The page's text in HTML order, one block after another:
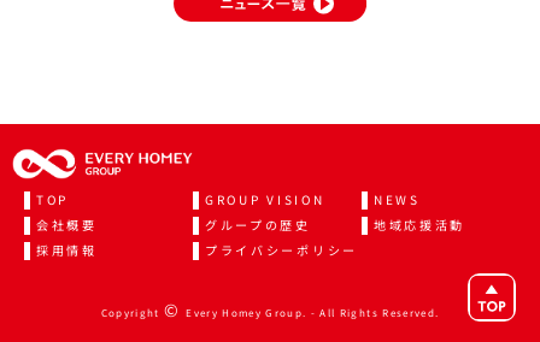
TOP GROUP VISION
NEWS
会社概要
グループの歴史
地域応援活動
採用情報
プライバシーポリシー
Copyright© Every Homey Group. - All Rights Reserved.